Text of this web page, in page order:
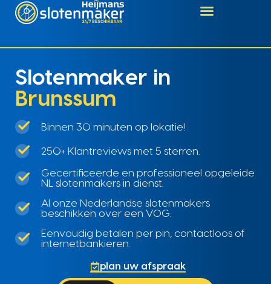
Slotenmaker in
Brunssum
Binnen 30 minuten op lokatie!
250+ Klantreviews met 5 sterren.
Gecertificeerde en professioneel opgeleide
NL slotenmakers in dienst.
Al onze Nederlandse slotenmakers
beschikken over een VOG.
Eenvoudig betalen per pin, contactloos of
internetbankieren.
plan uw afspraak